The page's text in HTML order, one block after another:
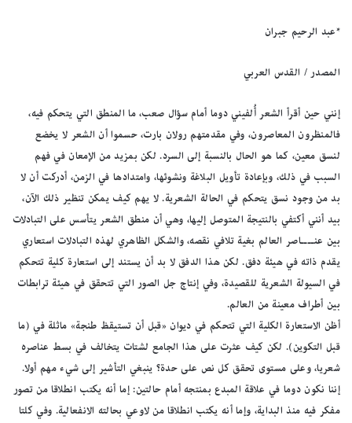
*عبد الرحيم جبران
المصدر / القدس العربي
إنني حين أقرأ الشعر أُلفيني دوما أمام سؤال صعب، ما المنطق التي يتحكم فيه،
فالمنظرون المعاصرون، وفي مقدمتهم رولان بارت، حسموا أن الشعر لا يخضع
لنسق معين، كما هو الحال بالنسبة إلى السرد. لكن بمزيد من الإمعان في فهم
السبب في ذلك، وبإعادة تأويل البلاغة ونشوئها، وامتدادها في الزمن، أدركت أن لا
بد من وجود نسق يتحكم في الحالة الشعرية. لا يهم كيف يمكن تنظير ذلك الآن،
بيد أنني أكتفي بالنتيجة المتوصل إليها، وهي أن منطق الشعر يتأسس على التبادلات
بين عنــــاصر العالم بغية تلافي نقصه، والشكل الظاهري لهذه التبادلات استعاري
يقدم ذاته في هيئة دفق. لكن هذا الدفق لا بد أن يستند إلى استعارة كلية تتحكم
في السيولة الشعرية للقصيدة، وفي إنتاج جل الصور التي تتحقق في هيئة ترابطات
بين أطراف معينة من العالم.
أظن الاستعارة الكلية التي تتحكم في ديوان «قبل أن تستيقظ طنجة» ماثلة في (ما
قبل التكوين). لكن كيف عثرت على هذا الجامع لشتات يتخالف في بسط عناصره
شعريا، وعلى مستوى تحقق كل نص على حدة؟ ينبغي التأشير إلى شيء مهم أولا.
إننا نكون دوما في علاقة المبدع بمنتجه أمام حالتين: إما أنه يكتب انطلاقا من تصور
مفكر فيه منذ البداية، وإما أنه يكتب انطلاقا من لاوعي بحالته الانفعالية. وفي كلتا